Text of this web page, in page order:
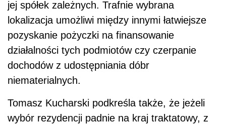
jej spółek zależnych. Trafnie wybrana
lokalizacja umożliwi między innymi łatwiejsze
pozyskanie pożyczki na finansowanie
działalności tych podmiotów czy czerpanie
dochodów z udostępniania dóbr
niematerialnych.
Tomasz Kucharski podkreśla także, że jeżeli
wybór rezydencji padnie na kraj traktatowy, z